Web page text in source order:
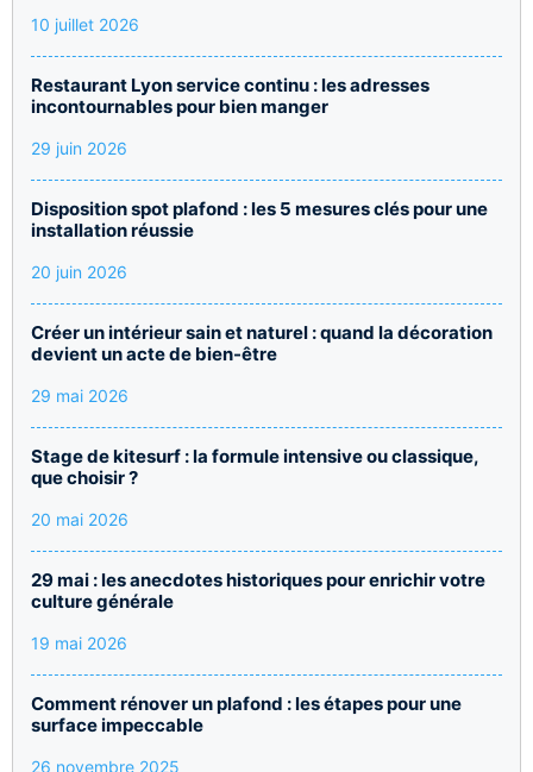
10 juillet 2026
Restaurant Lyon service continu : les adresses
incontournables pour bien manger
29 juin 2026
Disposition spot plafond : les 5 mesures clés pour une
installation réussie
20 juin 2026
Créer un intérieur sain et naturel : quand la décoration
devient un acte de bien-être
29 mai 2026
Stage de kitesurf : la formule intensive ou classique,
que choisir ?
20 mai 2026
29 mai : les anecdotes historiques pour enrichir votre
culture générale
19 mai 2026
Comment rénover un plafond : les étapes pour une
surface impeccable
26 novembre 2025